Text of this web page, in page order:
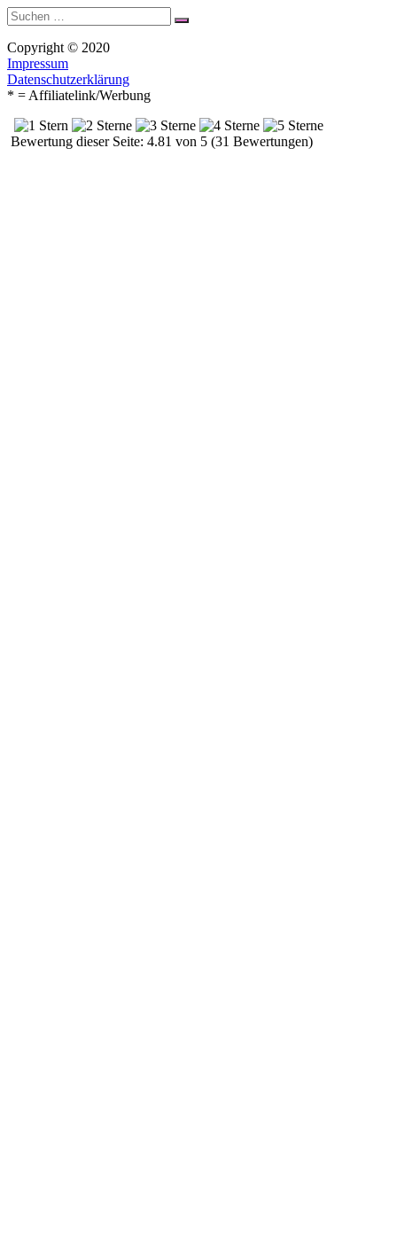
Suche
nach:
Suchen
Copyright © 2020
Impressum
Datenschutzerklärung
* = Affiliatelink/Werbung
Bewertung dieser Seite: 4.81 von 5 (31 Bewertungen)